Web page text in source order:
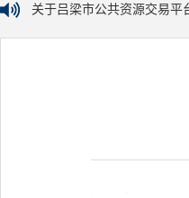
关于吕梁市公共资源交易平